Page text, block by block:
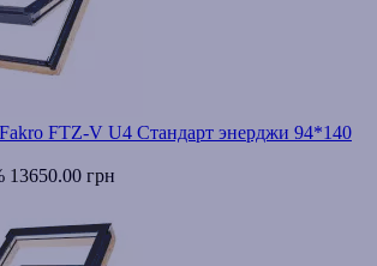
FTZ-V U4 Стандарт энерджи 94*140
13650.00 грн